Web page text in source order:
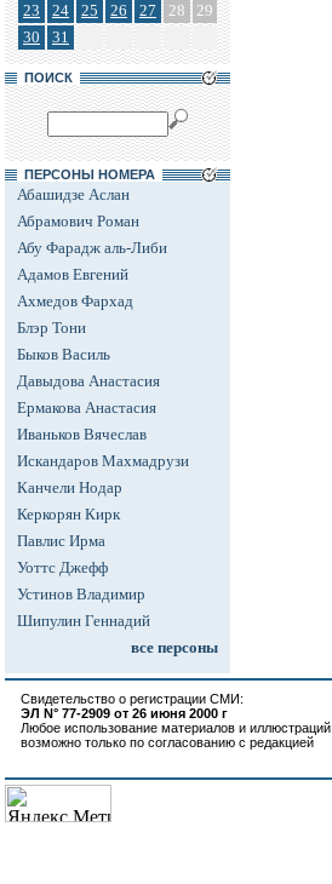
23
24 25 26 27 28
29
30
31
ПОИСК
ПЕРСОНЫ НОМЕРА
Абашидзе Аслан
Абрамович Роман
Абу Фарадж аль-Либи
Адамов Евгений
Ахмедов Фархад
Блэр Тони
Быков Василь
Давыдова Анастасия
Ермакова Анастасия
Иваньков Вячеслав
Искандаров Махмадрузи
Канчели Нодар
Керкорян Кирк
Павлис Ирма
Уоттс Джефф
Устинов Владимир
Шипулин Геннадий
все персоны
Свидетельство о регистрации СМИ:
ЭЛ N° 77-2909 от 26 июня 2000 г
Любое использование материалов и иллюстраций
возможно только по согласованию с редакцией